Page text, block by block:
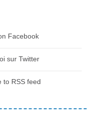
Facebook
sur Twitter
to RSS feed